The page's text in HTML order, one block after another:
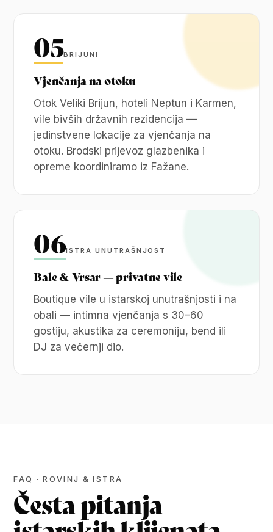
05BRIJUNI
Vjenčanja na otoku
Otok Veliki Brijun, hoteli Neptun i Karmen,
vile bivših državnih rezidencija —
jedinstvene lokacije za vjenčanja na
otoku. Brodski prijevoz glazbenika i
opreme koordiniramo iz Fažane.
06ISTRA UNUTRAŠNJOST
Bale & Vrsar — privatne vile
Boutique vile u istarskoj unutrašnjosti i na
obali — intimna vjenčanja s 30–60
gostiju, akustika za ceremoniju, bend ili
DJ za večernji dio.
FAQ · ROVINJ & ISTRA
Česta pitanja